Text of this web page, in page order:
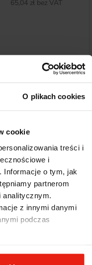
O plikach cookies
cookie
treści i
i
Informacje o tym, jak
partnerom
z innymi danymi
podczas
Netto
65,04 zł bez VAT
i równomiernie
W przypadku
są przez noże do
to elektrycznej, czy
na mniejsze
bądź dalszej obróbki
są elementami
mielonego mięsa